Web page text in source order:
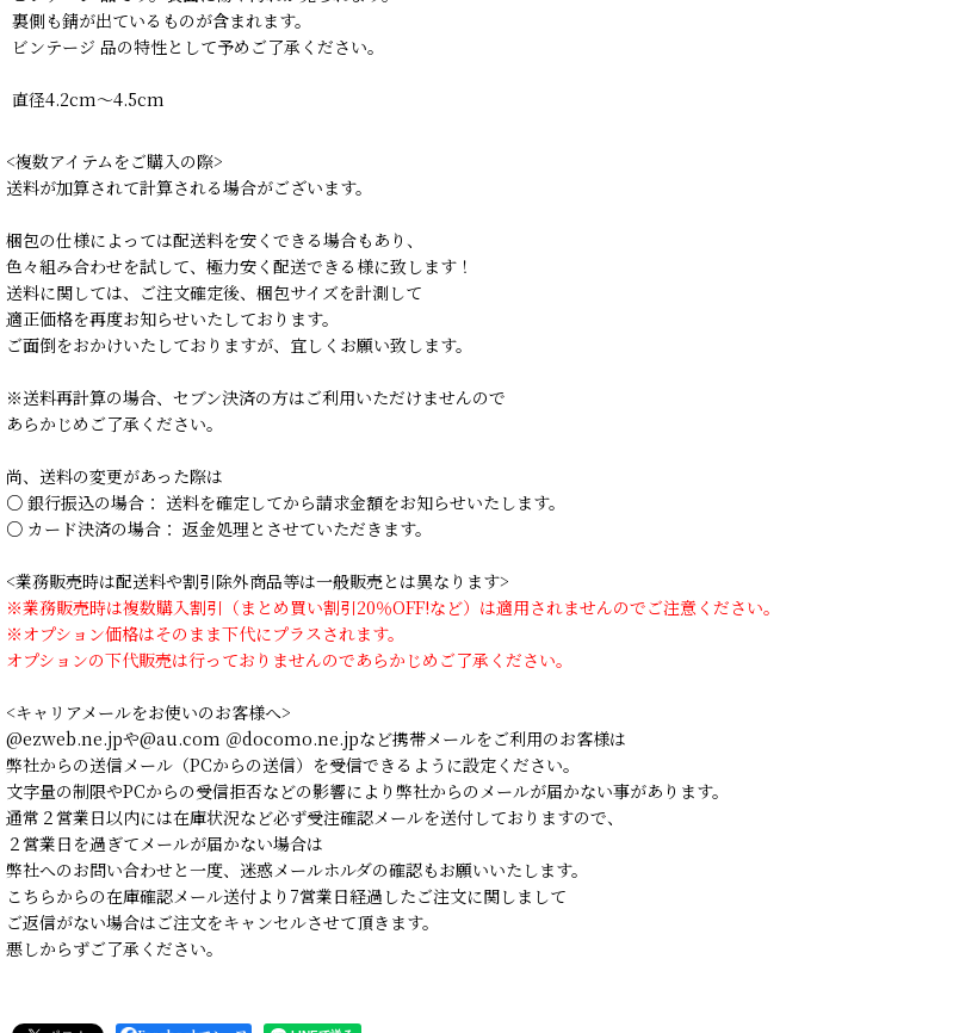
裏側も錆が出ているものが含まれます。
ビンテージ 品の特性として予めご了承ください。
直径4.2cm〜4.5cm
<複数アイテムをご購入の際>
送料が加算されて計算される場合がございます。
梱包の仕様によっては配送料を安くできる場合もあり、
色々組み合わせを試して、極力安く配送できる様に致します！
送料に関しては、ご注文確定後、梱包サイズを計測して
適正価格を再度お知らせいたしております。
ご面倒をおかけいたしておりますが、宜しくお願い致します。
※送料再計算の場合、セブン決済の方はご利用いただけませんので
あらかじめご了承ください。
尚、送料の変更があった際は
○ 銀行振込の場合： 送料を確定してから請求金額をお知らせいたします。
○ カード決済の場合： 返金処理とさせていただきます。
<業務販売時は配送料や割引除外商品等は一般販売とは異なります>
※業務販売時は複数購入割引（まとめ買い割引20％OFF!など）は適用されませんのでご注意ください。
※オプション価格はそのまま下代にプラスされます。
オプションの下代販売は行っておりませんのであらかじめご了承ください。
<キャリアメールをお使いのお客様へ>
@ezweb.ne.jpや@au.com ＠docomo.ne.jpなど携帯メールをご利用のお客様は
弊社からの送信メール（PCからの送信）を受信できるように設定ください。
文字量の制限やPCからの受信拒否などの影響により弊社からのメールが届かない事があります。
通常２営業日以内には在庫状況など必ず受注確認メールを送付しておりますので、
２営業日を過ぎてメールが届かない場合は
弊社へのお問い合わせと一度、迷惑メールホルダの確認もお願いいたします。
こちらからの在庫確認メール送付より7営業日経過したご注文に関しまして
ご返信がない場合はご注文をキャンセルさせて頂きます。
悪しからずご了承ください。